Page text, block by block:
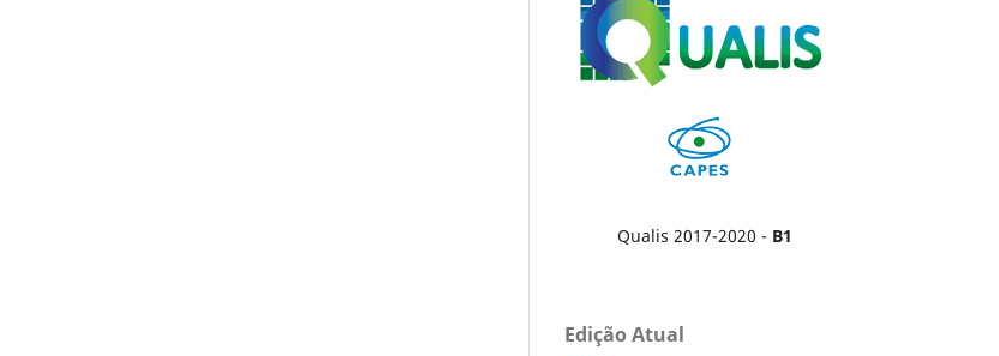
Qualis 2017-2020 - B1
Edição Atual